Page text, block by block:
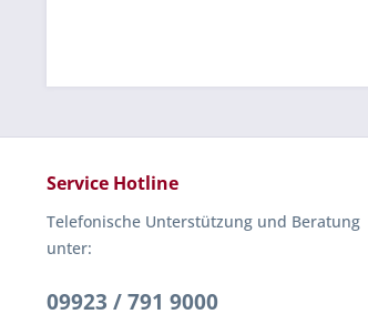
Service Hotline
Telefonische Unterstützung und Beratung
unter:
09923 / 791 9000